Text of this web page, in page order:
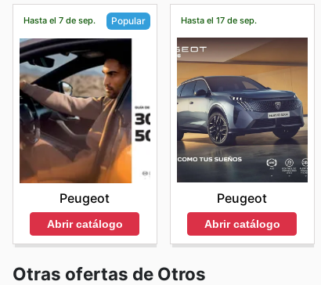
Hasta el 7 de sep. Popular
Peugeot
Abrir catálogo
Hasta el 17 de sep.
Peugeot
Abrir catálogo
Otras ofertas de Otros